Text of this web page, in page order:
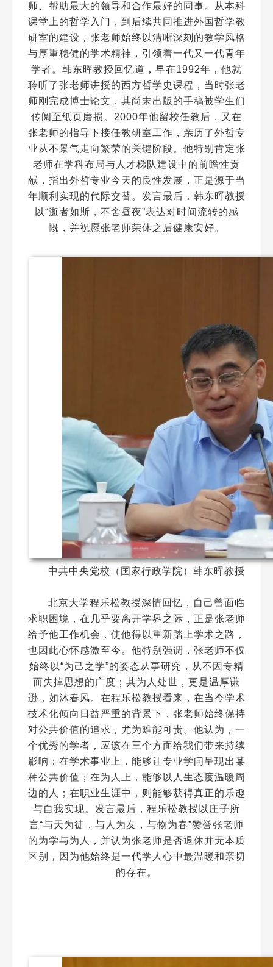
师、帮助最大的领导和合作最好的同事。从本科
课堂上的哲学入门，到后续共同推进外国哲学教
研室的建设，张老师始终以清晰深刻的教学风格
与厚重稳健的学术精神，引领着一代又一代青年
学者。韩东晖教授回忆道，早在1992年，他就
聆听了张老师讲授的西方哲学史课程，当时张老
师刚完成博士论文，其尚未出版的手稿被学生们
传阅至纸页磨损。2000年他留校任教后，又在
张老师的指导下接任教研室工作，亲历了外哲专
业从不景气走向繁荣的关键阶段。他特别肯定张
老师在学科布局与人才梯队建设中的前瞻性贡
献，指出外哲专业今天的良性发展，正是源于当
年顺利实现的代际交替。发言最后，韩东晖教授
以“逝者如斯，不舍昼夜”表达对时间流转的感
慨，并祝愿张老师荣休之后健康安好。
中共中央党校（国家行政学院）韩东晖教授
北京大学程乐松教授深情回忆，自己曾面临
求职困境，在几乎要离开学界之际，正是张老师
给予他工作机会，使他得以重新踏上学术之路，
也因此心怀感激至今。他特别强调，张老师不仅
始终以“为己之学”的姿态从事研究，从不因专精
而失掉思想的广度；其为人处世，更是温厚谦
逊，如沐春风。在程乐松教授看来，在当今学术
技术化倾向日益严重的背景下，张老师始终保持
对公共价值的追求，尤为难能可贵。他认为，一
个优秀的学者，应该在三个方面给我们带来持续
影响：在学术事业上，能够让专业学问呈现出某
种公共价值；在为人上，能够以人生态度温暖周
边的人；在职业生涯中，则能够获得真正的乐趣
与自我实现。发言最后，程乐松教授以庄子所
言“与天为徒，与人为友，与物为春”赞誉张老师
的为学与为人，并认为张老师是否退休并无本质
区别，因为他始终是一代学人心中最温暖和亲切
的存在。